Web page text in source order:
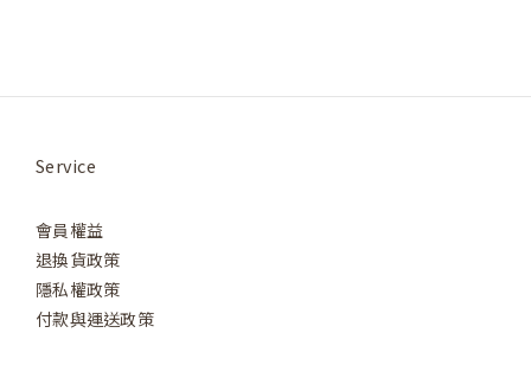
Service
會員權益
退換貨政策
隱私權政策
付款與運送政策